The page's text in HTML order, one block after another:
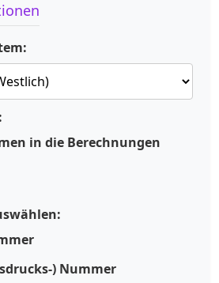
in die Berechnungen
) Nummer